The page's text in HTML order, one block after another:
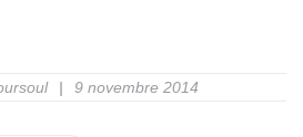
9 novembre 2014